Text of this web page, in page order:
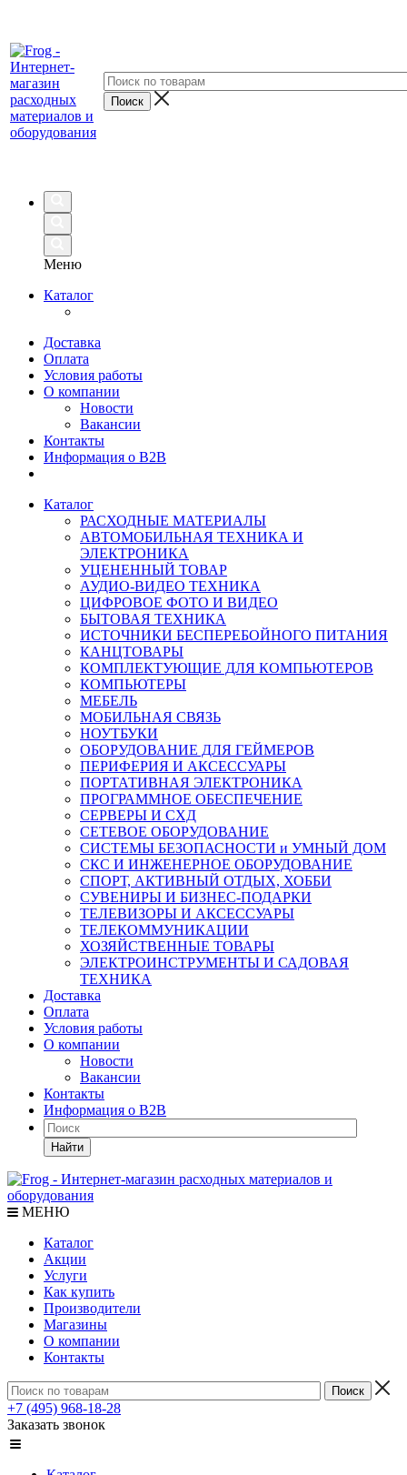
Меню
Каталог
Доставка
Оплата
Условия работы
О компании
Новости
Вакансии
Контакты
Информация о B2B
Каталог
РАСХОДНЫЕ МАТЕРИАЛЫ
АВТОМОБИЛЬНАЯ ТЕХНИКА И
ЭЛЕКТРОНИКА
УЦЕНЕННЫЙ ТОВАР
АУДИО-ВИДЕО ТЕХНИКА
ЦИФРОВОЕ ФОТО И ВИДЕО
БЫТОВАЯ ТЕХНИКА
ИСТОЧНИКИ БЕСПЕРЕБОЙНОГО ПИТАНИЯ
КАНЦТОВАРЫ
КОМПЛЕКТУЮЩИЕ ДЛЯ КОМПЬЮТЕРОВ
КОМПЬЮТЕРЫ
МЕБЕЛЬ
МОБИЛЬНАЯ СВЯЗЬ
НОУТБУКИ
ОБОРУДОВАНИЕ ДЛЯ ГЕЙМЕРОВ
ПЕРИФЕРИЯ И АКСЕССУАРЫ
ПОРТАТИВНАЯ ЭЛЕКТРОНИКА
ПРОГРАММНОЕ ОБЕСПЕЧЕНИЕ
СЕРВЕРЫ И СХД
СЕТЕВОЕ ОБОРУДОВАНИЕ
СИСТЕМЫ БЕЗОПАСНОСТИ и УМНЫЙ ДОМ
СКС И ИНЖЕНЕРНОЕ ОБОРУДОВАНИЕ
СПОРТ, АКТИВНЫЙ ОТДЫХ, ХОББИ
СУВЕНИРЫ И БИЗНЕС-ПОДАРКИ
ТЕЛЕВИЗОРЫ И АКСЕССУАРЫ
ТЕЛЕКОММУНИКАЦИИ
ХОЗЯЙСТВЕННЫЕ ТОВАРЫ
ЭЛЕКТРОИНСТРУМЕНТЫ И САДОВАЯ
ТЕХНИКА
Доставка
Оплата
Условия работы
О компании
Новости
Вакансии
Контакты
Информация о B2B
Найти
МЕНЮ
Каталог
Акции
Услуги
Как купить
Производители
Магазины
О компании
Контакты
+7 (495) 968-18-28
Заказать звонок